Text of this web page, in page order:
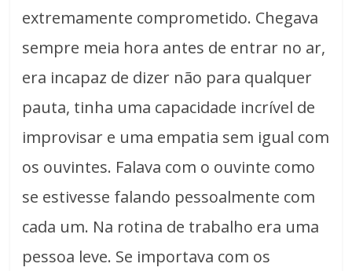
extremamente comprometido. Chegava
sempre meia hora antes de entrar no ar,
era incapaz de dizer não para qualquer
pauta, tinha uma capacidade incrível de
improvisar e uma empatia sem igual com
os ouvintes. Falava com o ouvinte como
se estivesse falando pessoalmente com
cada um. Na rotina de trabalho era uma
pessoa leve. Se importava com os